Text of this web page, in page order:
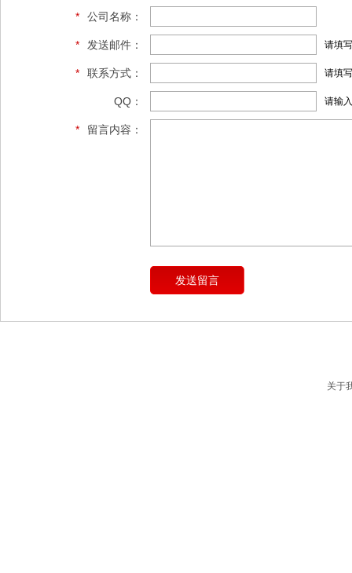
* 公司名称：
* 发送邮件： 请填
* 联系方式： 请填
QQ： 请输
* 留言内容：
关于